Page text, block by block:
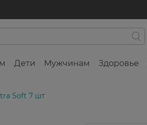
Дети Мужчинам Здоровье
Soft 7 шт